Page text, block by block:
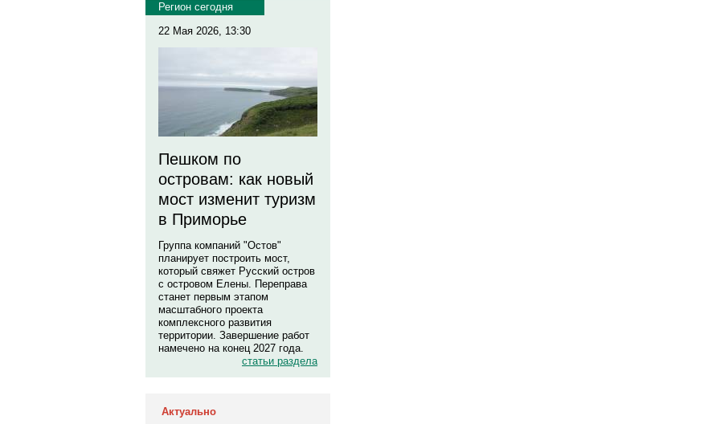
Регион сегодня
22 Мая 2026, 13:30
Пешком по
островам: как новый
мост изменит туризм
в Приморье
Группа компаний "Остов"
планирует построить мост,
который свяжет Русский остров
с островом Елены. Переправа
станет первым этапом
масштабного проекта
комплексного развития
территории. Завершение работ
намечено на конец 2027 года.
статьи раздела
Актуально